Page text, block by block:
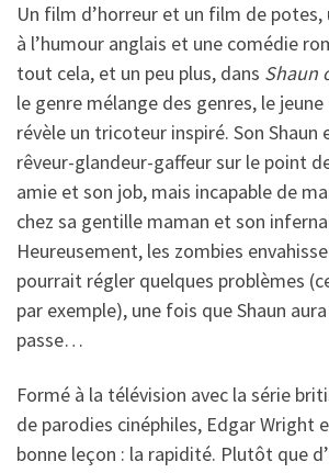
Un film d’horreur et un film de potes,
à l’humour anglais et une comédie
tout cela, et un peu plus, dans Shaun
le genre mélange des genres, le
révèle un tricoteur inspiré. Son Shaun
rêveur-glandeur-gaffeur sur le point
amie et son job, mais incapable de
chez sa gentille maman et son
Heureusement, les zombies
pourrait régler quelques problèmes
par exemple), une fois que Shaun
passe…
Formé à la télévision avec la série
de parodies cinéphiles, Edgar Wright
bonne leçon : la rapidité. Plutôt que